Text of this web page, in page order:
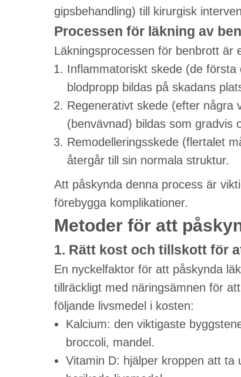
gipsbehandling) till kirurgisk
Processen för läkning av ben
Läkningsprocessen för benbrott är
Inflammatoriskt skede (de
blodpropp bildas på skadans
Regenerativt skede (efter några
(benvävnad) bildas som gradvis
Remodelleringsskede (flertalet
återgår till sin normala struktur.
Att påskynda denna process är
förebygga komplikationer.
Metoder för att
1. Rätt kost och tillskott för
En nyckelfaktor för att påskynda
tillräckligt med näringsämnen för
följande livsmedel i kosten:
Kalcium: den viktigaste
broccoli, mandel.
Vitamin D: hjälper kroppen att ta